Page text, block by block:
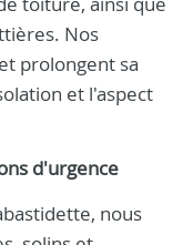
Nos
prolongent sa
et l'aspect
d'urgence
nous